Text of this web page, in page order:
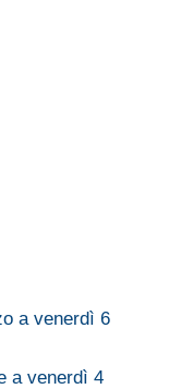
a venerdì 6
a venerdì 4